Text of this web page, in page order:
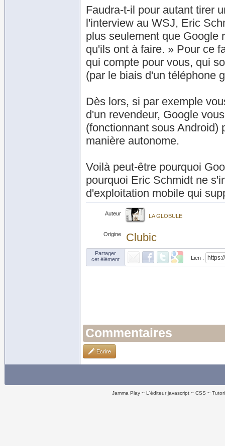
Faudra-t-il pour autant tirer
l'interview au WSJ, Eric
plus seulement que Google
qu'ils ont à faire. » Pour ce
qui compte pour vous, qui
(par le biais d'un téléphone
Dès lors, si par exemple
d'un revendeur, Google
(fonctionnant sous Android)
manière autonome.
Voilà peut-être pourquoi
pourquoi Eric Schmidt ne
d'exploitation mobile qui
Auteur LA GLOBULE
Origine Clubic
Partager
cet élément
Lien :
Commentaires
Ecrire
Jamma Play L'éditeur javascript CSS